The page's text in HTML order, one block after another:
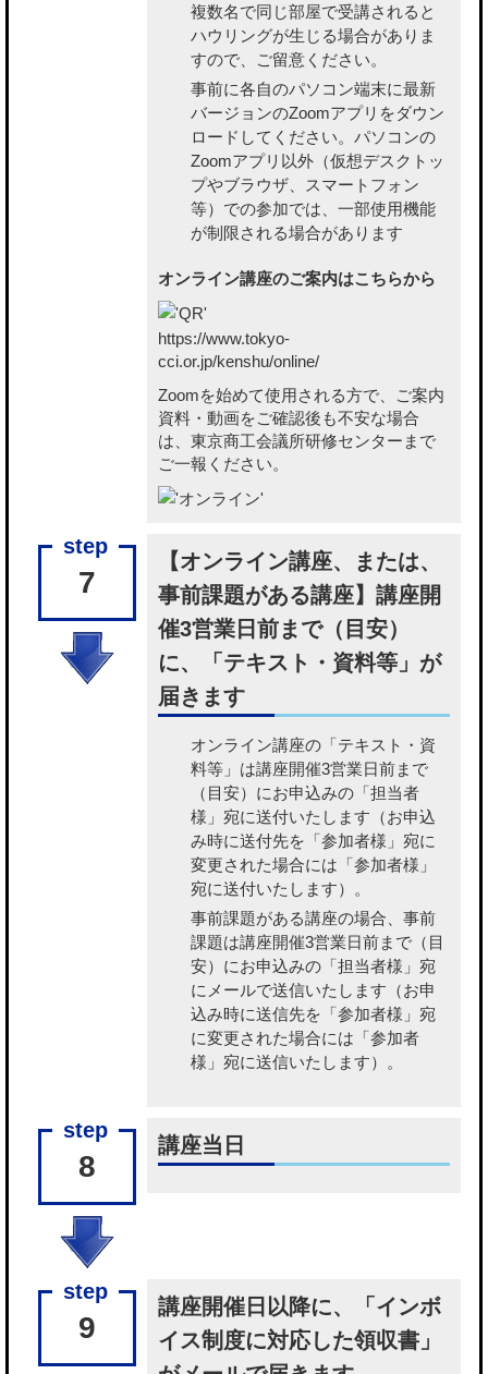
複数名で同じ部屋で受講されると
ハウリングが生じる場合がありま
すので、ご留意ください。
事前に各自のパソコン端末に最新
バージョンのZoomアプリをダウン
ロードしてください。パソコンの
Zoomアプリ以外（仮想デスクトッ
プやブラウザ、スマートフォン
等）での参加では、一部使用機能
が制限される場合があります
オンライン講座のご案内はこちらから
https://www.tokyo-
cci.or.jp/kenshu/online/
Zoomを始めて使用される方で、ご案内
資料・動画をご確認後も不安な場合
は、東京商工会議所研修センターまで
ご一報ください。
7
【オンライン講座、または、
事前課題がある講座】講座開
催3営業日前まで（目安）
に、「テキスト・資料等」が
届きます
オンライン講座の「テキスト・資
料等」 は講座開催3営業日前まで
（目安）にお申込みの「担当者
様」宛に送付いたします（お申込
み時に送付先を「参加者様」宛に
変更された場合には「参加者様」
宛に送付いたします）。
事前課題がある講座の場合、事前
課題は講座開催3営業日前まで（目
安）にお申込みの「担当者様」宛
にメールで送信いたします（お申
込み時に送信先を「参加者様」宛
に変更された場合には「参加者
様」宛に送信いたします）。
8
講座当日
9
講座開催日以降に、「インボ
イス制度に対応した領収書」